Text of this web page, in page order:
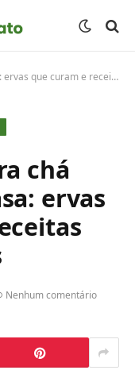
curam e receitas simples
chá
ervas
Nenhum comentário